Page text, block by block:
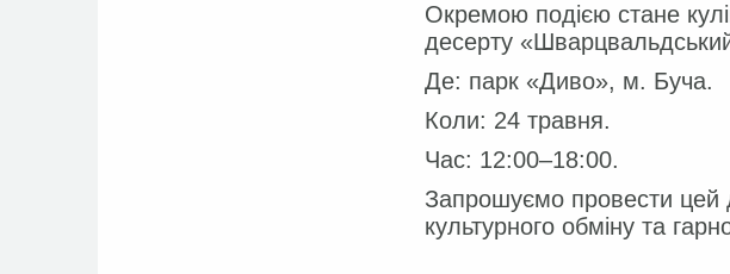
Окремою подією стане
десерту
Де: парк «Диво», м. Буча.
Коли: 24 травня.
Час: 12:00–18:00.
Запрошуємо провести цей
культурного обміну та